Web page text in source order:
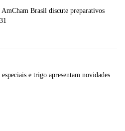
Brasil discute preparativos
e trigo apresentam novidades